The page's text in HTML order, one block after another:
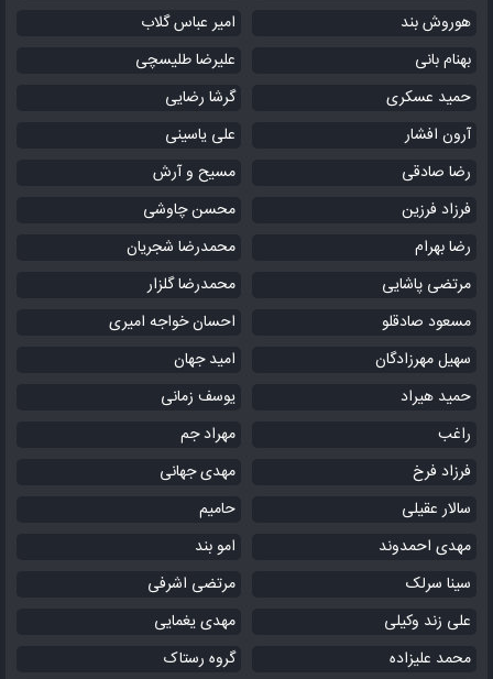
هوروش بند
امیر عباس گلاب
بهنام بانی
علیرضا طلیسچی
حمید عسکری
گرشا رضایی
آرون افشار
علی یاسینی
رضا صادقی
مسیح و آرش
فرزاد فرزین
محسن چاوشی
رضا بهرام
محمدرضا شجریان
مرتضی پاشایی
محمدرضا گلزار
مسعود صادقلو
احسان خواجه امیری
سهیل مهرزادگان
امید جهان
حمید هیراد
یوسف زمانی
راغب
مهراد جم
فرزاد فرخ
مهدی جهانی
سالار عقیلی
حامیم
مهدی احمدوند
امو بند
سینا سرلک
مرتضی اشرفی
علی زند وکیلی
مهدی یغمایی
محمد علیزاده
گروه رستاک